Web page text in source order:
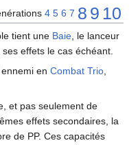
4 5 6 7 8 9 10
tient une Baie , le lanceur
effets le cas échéant.
en Combat Trio
et pas seulement de
effets secondaires, la
de PP. Ces capacités